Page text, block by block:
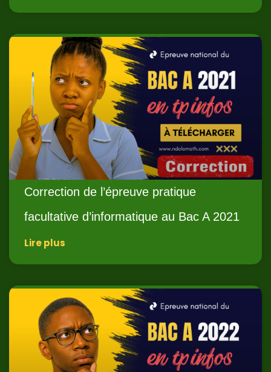
Correction de l’épreuve pratique
facultative d’informatique au Bac A 2021
Lire plus